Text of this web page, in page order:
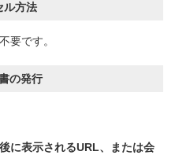
ル方法
要です。
の発行
に表示されるURL、または会